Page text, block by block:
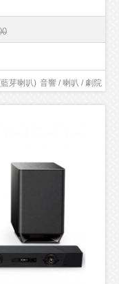
音響 / 喇叭 / 劇院
藍芽喇叭)